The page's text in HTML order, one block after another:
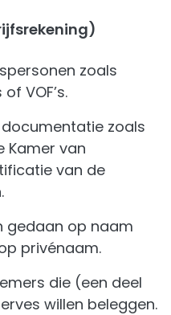
zoals
VOF’s.
zoals
Kamer van
van de
gedaan op naam
privénaam.
die (een deel
willen beleggen.